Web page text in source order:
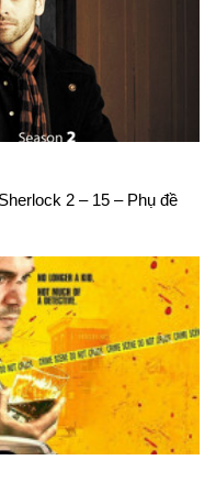
2 – 15 – Phụ đề